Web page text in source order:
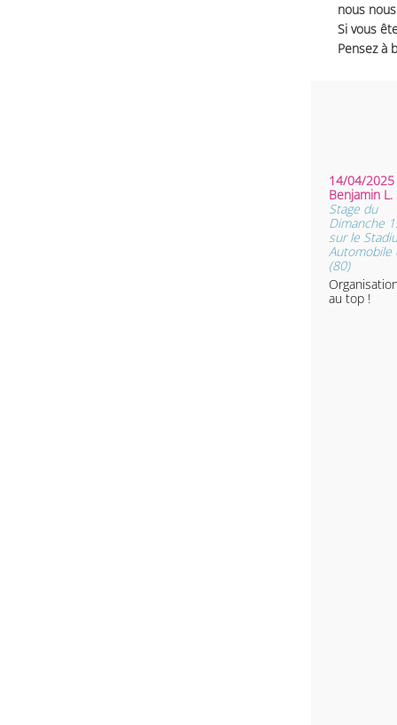
nous
Si vous
Pensez à
14/04/
Benjamin
Stage du
Dimanche
sur le
Automobile
(80)
au top !